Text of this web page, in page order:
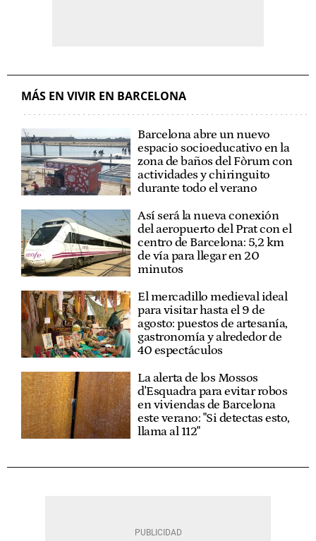
MÁS EN VIVIR EN BARCELONA
Barcelona abre un nuevo
espacio socioeducativo en la
zona de baños del Fòrum con
actividades y chiringuito
durante todo el verano
Así será la nueva conexión
del aeropuerto del Prat con el
centro de Barcelona: 5,2 km
de vía para llegar en 20
minutos
El mercadillo medieval ideal
para visitar hasta el 9 de
agosto: puestos de artesanía,
gastronomía y alrededor de
40 espectáculos
La alerta de los Mossos
d'Esquadra para evitar robos
en viviendas de Barcelona
este verano: "Si detectas esto,
llama al 112"